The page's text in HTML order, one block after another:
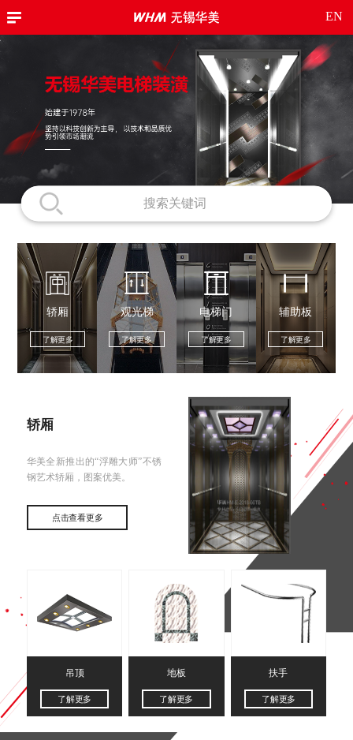
EN
轿厢
了解更多
观光梯
了解更多
电梯门
了解更多
辅助板
了解更多
轿厢
华美全新推出的“浮雕大师”不锈
钢艺术轿厢，图案优美。
点击查看更多
吊顶
了解更多
地板
了解更多
扶手
了解更多